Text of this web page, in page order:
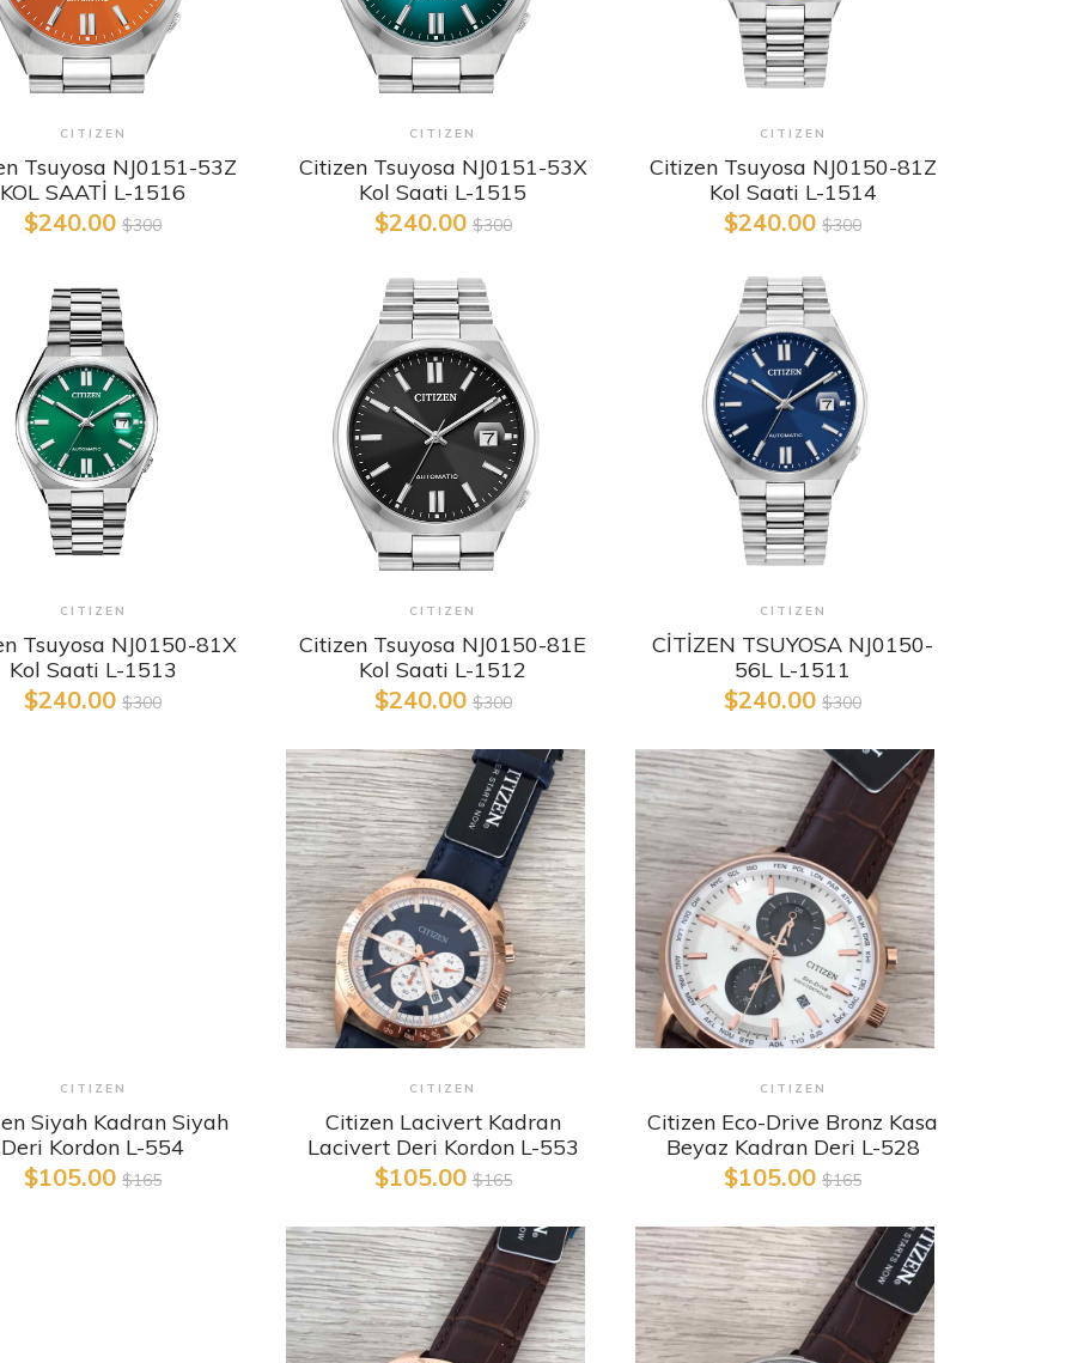
Detaylı İncele
CITIZEN
Tsuyosa NJ0151-53Z
KOL SAATİ L-1516
$240.00$300
Detaylı İncele
CITIZEN
Citizen Tsuyosa NJ0151-53X
Kol Saati L-1515
$240.00 $300
Detaylı İncele
CITIZEN
Citizen Tsuyosa NJ0150-81Z
Kol Saati L-1514
$240.00$300
Detaylı İncele
CITIZEN
Tsuyosa NJ0150-81X
Kol Saati L-1513
$240.00$300
Detaylı İncele
CITIZEN
Citizen Tsuyosa NJ0150-81E
Kol Saati L-1512
$240.00 $300
Detaylı İncele
CITIZEN
CİTİZEN TSUYOSA NJ0150-
56L L-1511
$240.00$300
Detaylı İncele
CITIZEN
Siyah Kadran Siyah
Deri Kordon L-554
$105.00$165
Detaylı İncele
CITIZEN
Citizen Lacivert Kadran
Lacivert Deri Kordon L-553
$105.00 $165
Detaylı İncele
CITIZEN
Citizen Eco-Drive Bronz Kasa
Beyaz Kadran Deri L-528
$105.00$165